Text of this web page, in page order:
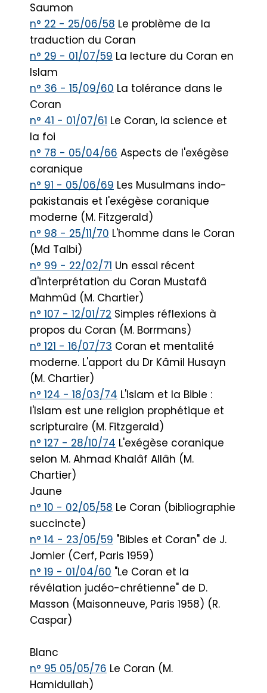
Saumon
n° 22 - 25/06/58 Le problème de la
traduction du Coran
n° 29 - 01/07/59 La lecture du Coran en
Islam
n° 36 - 15/09/60 La tolérance dans le
Coran
n° 41 - 01/07/61 Le Coran, la science et
la foi
n° 78 - 05/04/66 Aspects de l'exégèse
coranique
n° 91 - 05/06/69 Les Musulmans indo-
pakistanais et l'exégèse coranique
moderne (M. Fitzgerald)
n° 98 - 25/11/70 L'homme dans le Coran
(Md Talbi)
n° 99 - 22/02/71 Un essai récent
d'interprétation du Coran Mustafâ
Mahmûd (M. Chartier)
n° 107 - 12/01/72 Simples réflexions à
propos du Coran (M. Borrmans)
n° 121 - 16/07/73 Coran et mentalité
moderne. L'apport du Dr Kâmil Husayn
(M. Chartier)
n° 124 - 18/03/74 L'Islam et la Bible :
l'Islam est une religion prophétique et
scripturaire (M. Fitzgerald)
n° 127 - 28/10/74 L'exégèse coranique
selon M. Ahmad Khalâf Allâh (M.
Chartier)
Jaune
n° 10 - 02/05/58 Le Coran (bibliographie
succincte)
n° 14 - 23/05/59 "Bibles et Coran" de J.
Jomier (Cerf, Paris 1959)
n° 19 - 01/04/60 "Le Coran et la
révélation judéo-chrétienne" de D.
Masson (Maisonneuve, Paris 1958) (R.
Caspar)
Blanc
n° 95 05/05/76 Le Coran (M.
Hamidullah)